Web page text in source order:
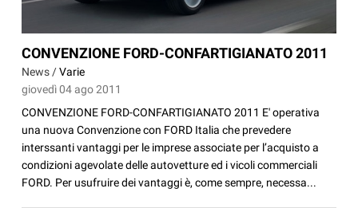
CONVENZIONE FORD-CONFARTIGIANATO 2011
News /Varie
giovedì 04 ago 2011
CONVENZIONE FORD-CONFARTIGIANATO 2011 E' operativa
una nuova Convenzione con FORD Italia che prevedere
interssanti vantaggi per le imprese associate per l’acquisto a
condizioni agevolate delle autovetture ed i vicoli commerciali
FORD. Per usufruire dei vantaggi è, come sempre, necessa...